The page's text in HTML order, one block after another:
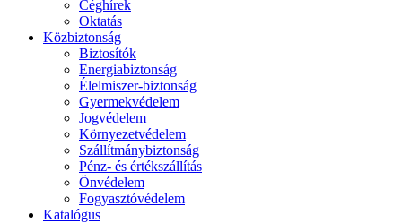
Céghírek
Oktatás
Közbiztonság
Biztosítók
Energiabiztonság
Élelmiszer-biztonság
Gyermekvédelem
Jogvédelem
Környezetvédelem
Szállítmánybiztonság
Pénz- és értékszállítás
Önvédelem
Fogyasztóvédelem
Katalógus